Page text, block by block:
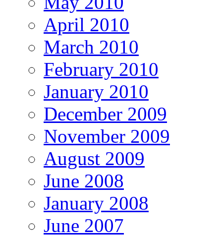
April 2010
March 2010
February 2010
January 2010
December 2009
November 2009
August 2009
June 2008
January 2008
June 2007